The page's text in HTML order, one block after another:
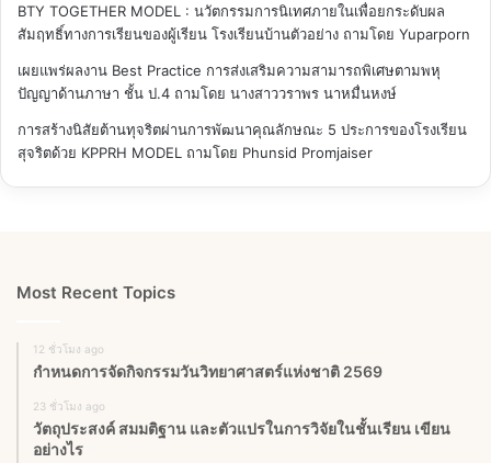
BTY TOGETHER MODEL : นวัตกรรมการนิเทศภายในเพื่อยกระดับผล
สัมฤทธิ์ทางการเรียนของผู้เรียน โรงเรียนบ้านตัวอย่าง ถามโดย Yuparporn
เผยแพร่ผลงาน Best Practice การส่งเสริมความสามารถพิเศษตามพหุ
ปัญญาด้านภาษา ชั้น ป.4 ถามโดย นางสาววราพร นาหมื่นหงษ์
การสร้างนิสัยต้านทุจริตผ่านการพัฒนาคุณลักษณะ 5 ประการของโรงเรียน
สุจริตด้วย KPPRH MODEL ถามโดย Phunsid Promjaiser
Most Recent Topics
12 ชั่วโมง ago
กำหนดการจัดกิจกรรมวันวิทยาศาสตร์แห่งชาติ 2569
23 ชั่วโมง ago
วัตถุประสงค์ สมมติฐาน และตัวแปรในการวิจัยในชั้นเรียน เขียน
อย่างไร